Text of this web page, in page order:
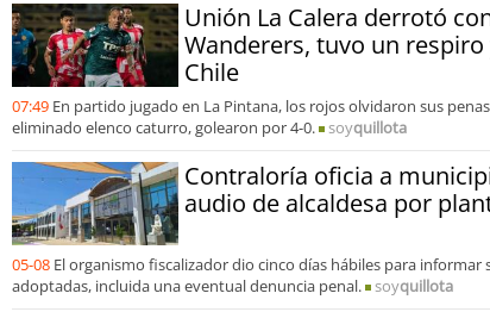
Unión La Calera derrotó
Wanderers, tuvo un
Chile
07:49 En partido jugado en La Pintana, los rojos olvidaron sus
eliminado elenco caturro, golearon por 4-0.
soyquillota
Contraloría oficia a
audio de alcaldesa por
05-08 El organismo fiscalizador dio cinco días hábiles para informar
adoptadas, incluida una eventual denuncia penal.
soyquillota